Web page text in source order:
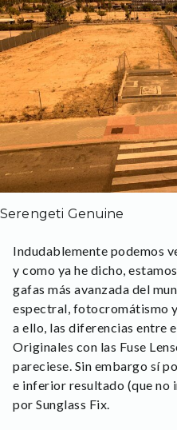
Serengeti Genuine
Indudablemente podemos
y como ya he dicho,
gafas más avanzada del
espectral, fotocromátismo
a ello, las diferencias entre
Originales con las Fuse
pareciese. Sin embargo sí
e inferior resultado (que
por Sunglass Fix.